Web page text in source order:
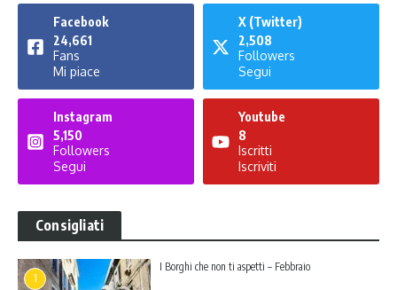
Facebook
24,661
Fans
Mi piace
X (Twitter)
2,508
Followers
Segui
Instagram
5,150
Followers
Segui
Youtube
8
Iscritti
Iscriviti
Consigliati
1
I Borghi che non ti aspetti – Febbraio